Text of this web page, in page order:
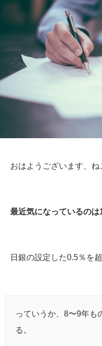
おはようございます、ね
最近気になっているのは
日銀の設定した0.5％を
っていうか、8〜9年も
る。